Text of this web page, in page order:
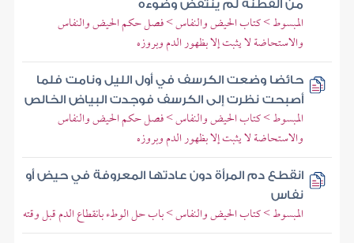
من القطنة لم ينتقض وضوءه
المبسوط > كتاب الحيض والنفاس > فصل حكم الحيض والنفاس
والاستحاضة لا يثبت إلا بظهور الدم وبروزه
حائضا وضعت الكرسف في أول الليل ونامت فلما
أصبحت نظرت إلى الكرسف فوجدت البياض الخالص
المبسوط > كتاب الحيض والنفاس > فصل حكم الحيض والنفاس
والاستحاضة لا يثبت إلا بظهور الدم وبروزه
انقطع دم المرأة دون عادتها المعروفة في حيض أو
نفاس
المبسوط > كتاب الحيض والنفاس > باب حل الوطء بانقطاع الدم قبل وقته